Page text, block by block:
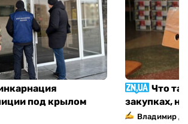
под крылом
Что
закупках,
Владимир